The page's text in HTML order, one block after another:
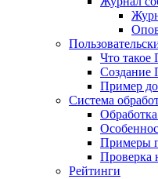
Что такое
Создание
Пример
Система
Примеры
Проверка
Рейтинги